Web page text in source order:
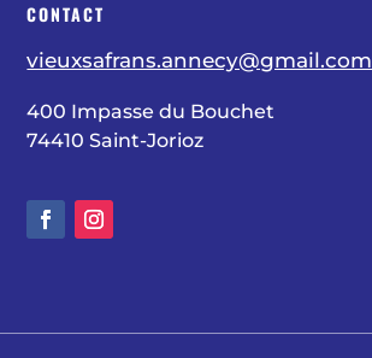
CONTACT
vieuxsafrans.annecy@gmail.com
400 Impasse du Bouchet
74410 Saint-Jorioz